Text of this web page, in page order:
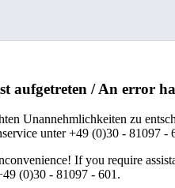
aufgetreten / An error
Unannehmlichkeiten zu
unter +49 (0)30 - 81097 -
If you require
(0)30 - 81097 - 601.